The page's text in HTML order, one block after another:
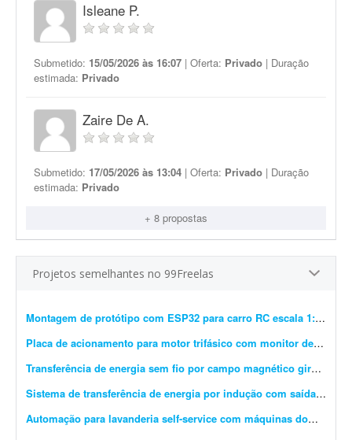
Isleane P.
Submetido: 15/05/2026 às 16:07 | Oferta: Privado | Duração
estimada: Privado
Zaire De A.
Submetido: 17/05/2026 às 13:04 | Oferta: Privado | Duração
estimada: Privado
+ 8 propostas
Projetos semelhantes no 99Freelas
Montagem de protótipo com ESP32 para carro RC escala 1:28
Placa de acionamento para motor trifásico com monitor de corrente
Transferência de energia sem fio por campo magnético girante trifásico
Sistema de transferência de energia por indução com saída 5 V USB
Automação para lavanderia self-service com máquinas domésticas